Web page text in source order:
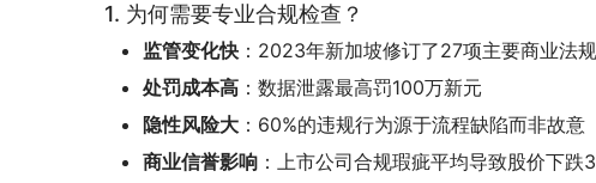
1. 为何需要专业合规检查？
监管变化快 ：2023年新加坡修订了27项主要商业法规
处罚成本高 ：数据泄露最高罚100万新元
隐性风险大 ：60%的违规行为源于流程缺陷而非故意
商业信誉影响 ：上市公司合规瑕疵平均导致股价下跌